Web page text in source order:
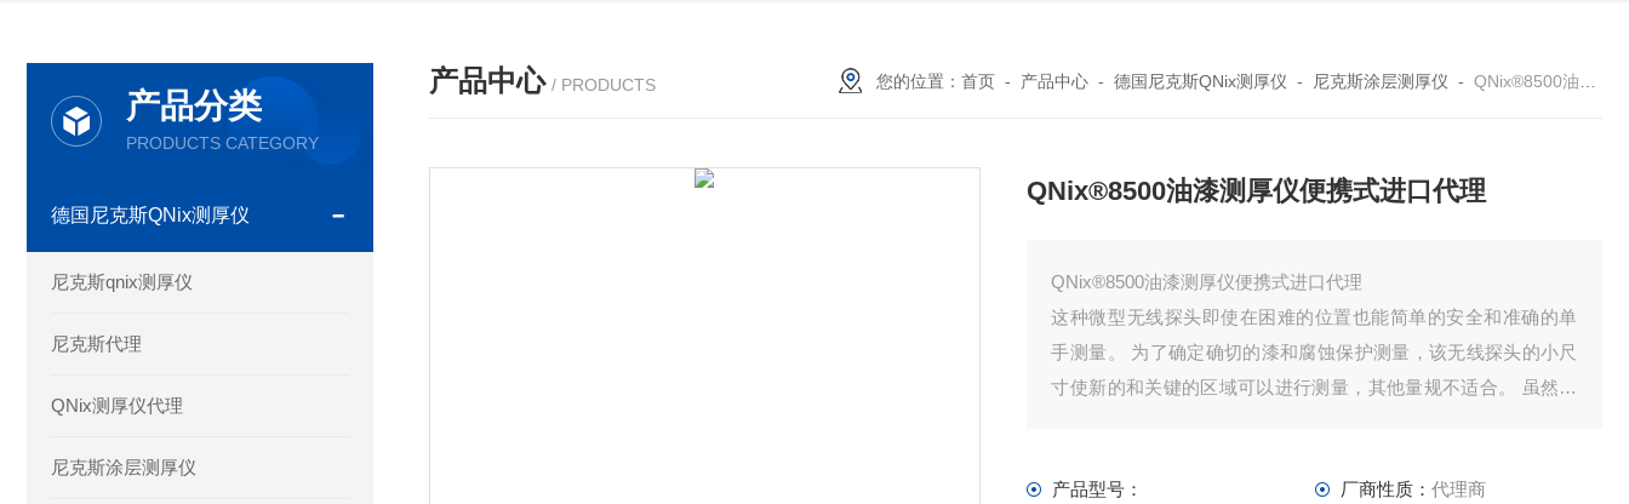
产品分类
PRODUCTS CATEGORY
德国尼克斯QNix测厚仪
尼克斯qnix测厚仪
尼克斯代理
QNix测厚仪代理
尼克斯涂层测厚仪
产品中心 / PRODUCTS 您的位置：首页 - 产品中心 -德国尼克斯QNix测厚仪 - 尼克斯涂层测厚仪 -QNix®8500油漆测厚仪便携式进口代理
QNix®8500油漆测厚仪便携式进口代理
QNix®8500油漆测厚仪便携式进口代理
这种微型无线探头即使在困难的位置也能简单的安全和准确的单
手测量。 为了确定确切的漆和腐蚀保护测量，该无线探头的小尺
寸使新的和关键的区域可以进行测量，其他量规不适合。 虽然这
测量时。
产品型号： 厂商性质： 代理商